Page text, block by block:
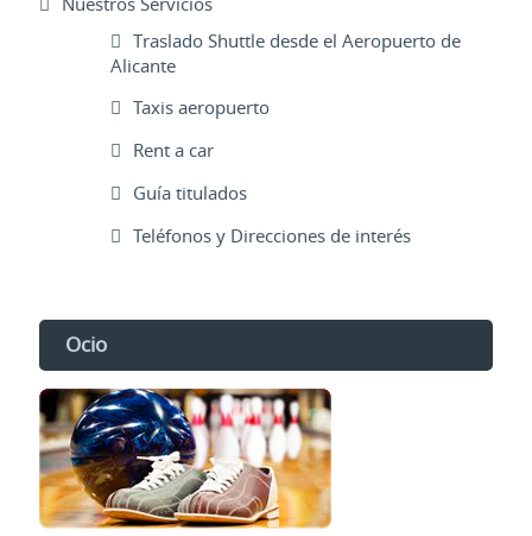
Traslado Shuttle desde el Aeropuerto de
Alicante
Taxis aeropuerto
Rent a car
Guía titulados
Teléfonos y Direcciones de interés
Ocio